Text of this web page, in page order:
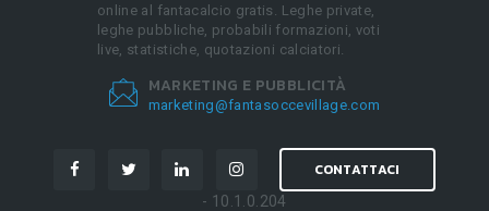
online al fantacalcio gratis. Leghe private,
leghe pubbliche, probabili formazioni, voti
live, statistiche, quotazioni calciatori.
MARKETING E PUBBLICITÀ
marketing@fantasoccevillage.com
CONTATTACI
- 10.1.0.204